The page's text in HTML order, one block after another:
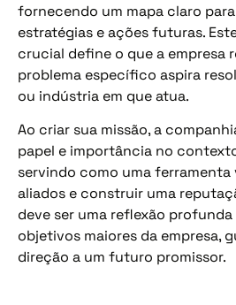
fornecendo um mapa claro
estratégias e ações futuras.
crucial define o que a empresa
problema específico aspira
ou indústria em que atua.
Ao criar sua missão, a
papel e importância no
servindo como uma ferramenta
aliados e construir uma
deve ser uma reflexão
objetivos maiores da empresa,
direção a um futuro promissor.